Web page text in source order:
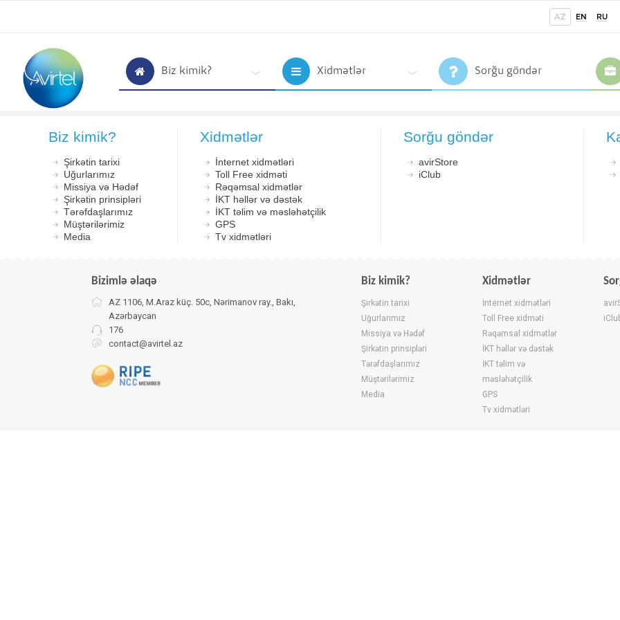
AZ EN RU
Biz kimik? Xidmətlər Sorğu göndər
Biz kimik?
Şirkətin tarixi
Uğurlarımız
Missiya və Hədəf
Şirkətin prinsipləri
Tərəfdaşlarımız
Müştərilərimiz
Media
Xidmətlər
İnternet xidmətləri
Toll Free xidməti
Rəqəmsal xidmətlər
İKT həllər və dəstək
İKT təlim və məsləhətçilik
GPS
Tv xidmətləri
Sorğu göndər
avirStore
iClub
Bizimlə əlaqə
AZ 1106, M.Araz küç. 50c, Nərimanov ray., Bakı,
Azərbaycan
176
contact@avirtel.az
Biz kimik?
Şirkətin tarixi
Uğurlarımız
Missiya və Hədəf
Şirkətin prinsipləri
Tərəfdaşlarımız
Müştərilərimiz
Media
Xidmətlər
İnternet xidmətləri
Toll Free xidməti
Rəqəmsal xidmətlər
İKT həllər və dəstək
İKT təlim və
məsləhətçilik
GPS
Tv xidmətləri